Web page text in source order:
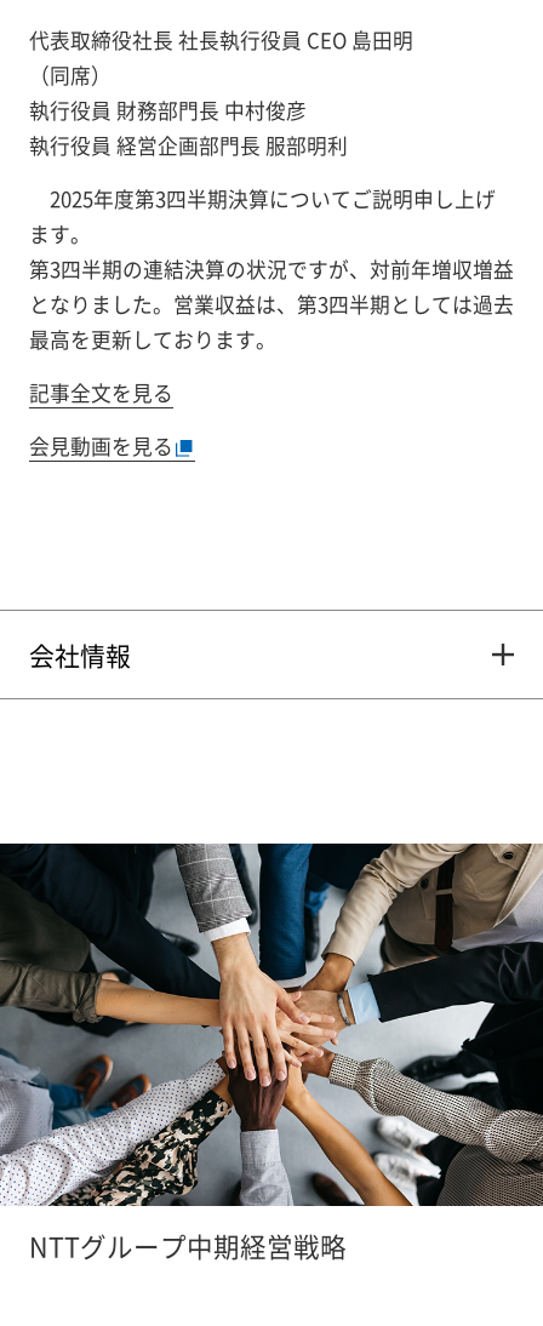
代表取締役社長 社長執行役員 CEO 島田明
（同席）
執行役員 財務部門長 中村俊彦
執行役員 経営企画部門長 服部明利
2025年度第3四半期決算についてご説明申し上げ
ます。
第3四半期の連結決算の状況ですが、対前年増収増益
となりました。営業収益は、第3四半期としては過去
最高を更新しております。
記事全文を見る
会見動画を見る
会社情報
NTTグループ中期経営戦略